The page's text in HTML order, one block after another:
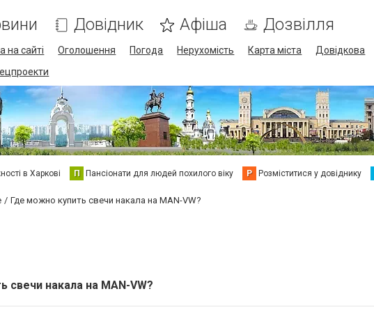
Довідник Афіша Дозвілля
на сайті Оголошення Погода Нерухомість Карта міста Довідкова
в Харкові П Пансіонати для людей похилого віку Р Розміститися у довіднику
Где можно купить свечи накала на MAN-VW?
свечи накала на MAN-VW?